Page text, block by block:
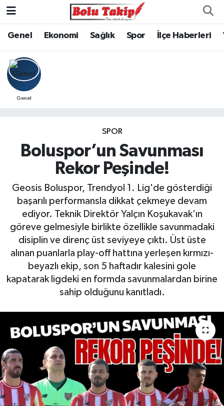
Genel Ekonomi Sağlık Spor İlçe Haberleri
Genel
SPOR
Boluspor’un Savunması
Rekor Peşinde!
Geosis Boluspor, Trendyol 1. Lig'de gösterdiği
başarılı performansla dikkat çekmeye devam
ediyor. Teknik Direktör Yalçın Koşukavak’ın
göreve gelmesiyle birlikte özellikle savunmadaki
disiplin ve direnç üst seviyeye çıktı. Üst üste
alınan puanlarla play-off hattına yerleşen kırmızı-
beyazlı ekip, son 5 haftadır kalesini gole
kapatarak ligdeki en formda savunmalardan birine
sahip olduğunu kanıtladı.